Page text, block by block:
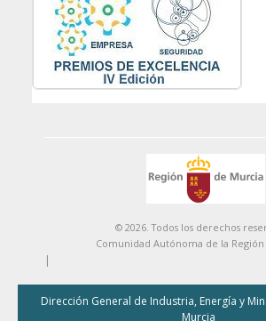
© 2026. Todos los derechos
Comunidad Autónoma de la
|
Dirección General de Industria, Energía y
Murcia